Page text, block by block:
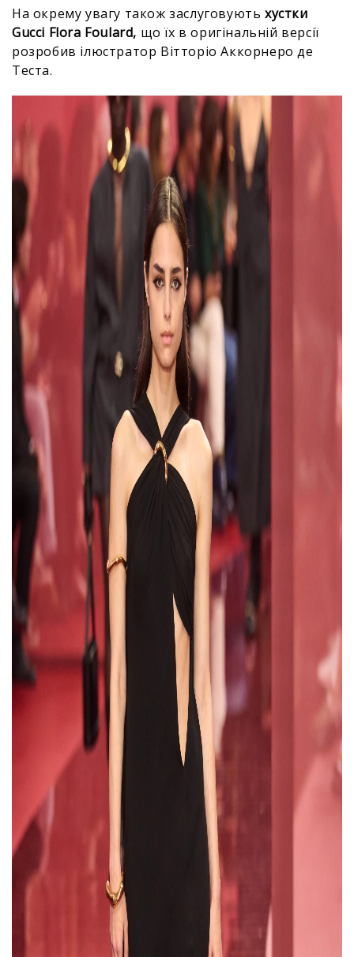
На окрему увагу також заслуговуютьхустки
Gucci Flora Foulard, що їх в оригінальній версії
розробив ілюстратор Вітторіо Аккорнеро де
Теста.